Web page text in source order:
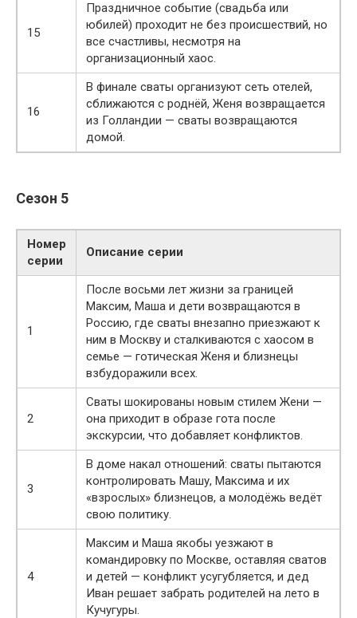
15
Праздничное событие (свадьба или
юбилей) проходит не без происшествий, но
все счастливы, несмотря на
организационный хаос.
16
В финале сваты организуют сеть отелей,
сближаются с роднёй, Женя возвращается
из Голландии — сваты возвращаются
домой.
Сезон 5
Номер
серии
Описание серии
1
После восьми лет жизни за границей
Максим, Маша и дети возвращаются в
Россию, где сваты внезапно приезжают к
ним в Москву и сталкиваются с хаосом в
семье — готическая Женя и близнецы
взбудоражили всех.
2
Сваты шокированы новым стилем Жени —
она приходит в образе гота после
экскурсии, что добавляет конфликтов.
3
В доме накал отношений: сваты пытаются
контролировать Машу, Максима и их
«взрослых» близнецов, а молодёжь ведёт
свою политику.
4
Максим и Маша якобы уезжают в
командировку по Москве, оставляя сватов
и детей — конфликт усугубляется, и дед
Иван решает забрать родителей на лето в
Кучугуры.